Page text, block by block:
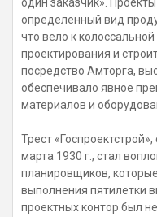
определенный вид
что вело к
проектирования и
посредство Амторга,
обеспечивало явное
материалов и
Трест
марта 1930 г., стал
планировщиков,
выполнения пятилетки
проектных контор был